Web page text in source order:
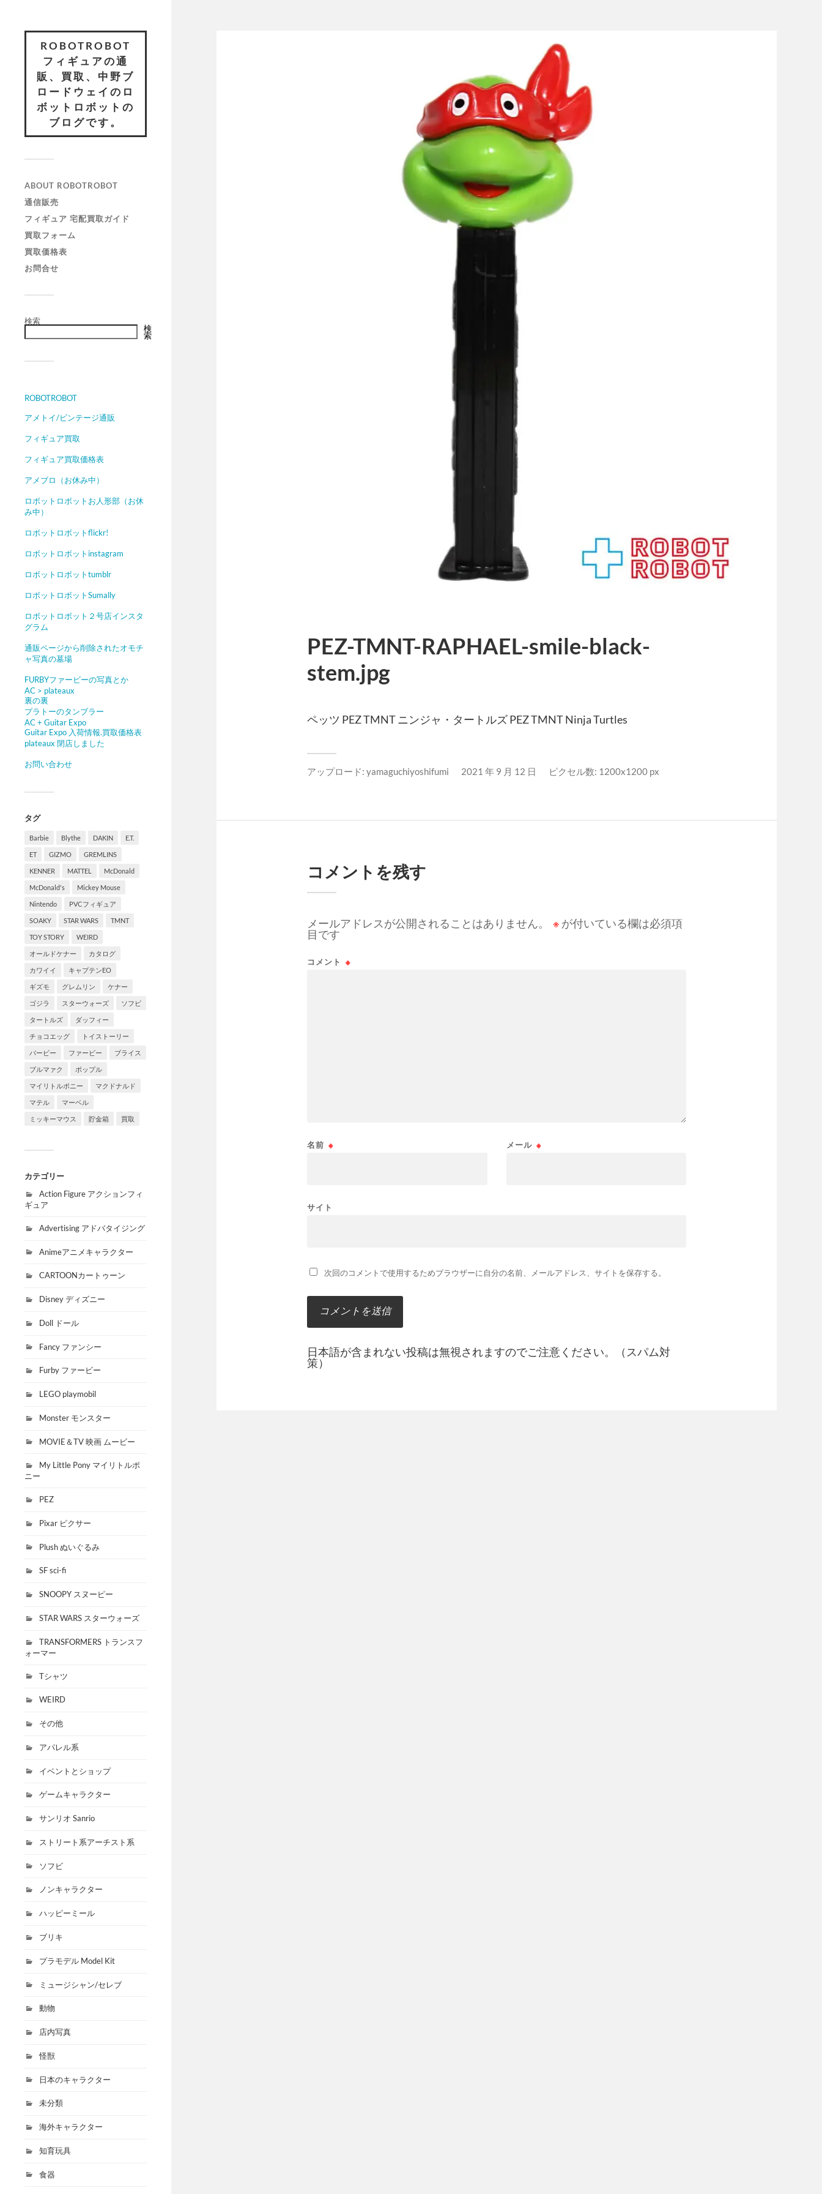
ROBOTROBOT
フィギュアの通
販、買取、中野ブ
ロードウェイのロ
ボットロボットの
ブログです。
ABOUT ROBOTROBOT
通信販売
フィギュア 宅配買取ガイド
買取フォーム
買取価格表
お問合せ
検索
検
索
ROBOTROBOT
アメトイ/ビンテージ通販
フィギュア買取
フィギュア買取価格表
アメブロ（お休み中）
ロボットロボットお人形部（お休
み中）
ロボットロボットflickr!
ロボットロボットinstagram
ロボットロボットtumblr
ロボットロボットSumally
ロボットロボット２号店インスタ
グラム
通販ページから削除されたオモチ
ャ写真の墓場
FURBYファービーの写真とか
AC > plateaux
裏の裏
プラトーのタンブラー
AC + Guitar Expo
Guitar Expo 入荷情報.買取価格表
plateaux 閉店しました
お問い合わせ
タグ
Barbie Blythe DAKIN E.T.
ET GIZMO GREMLINS
KENNER MATTEL McDonald
McDonald's Mickey Mouse
Nintendo PVCフィギュア
SOAKY STAR WARS TMNT
TOY STORY WEIRD
オールドケナー カタログ
カワイイ キャプテンEO
ギズモ グレムリン ケナー
ゴジラ スターウォーズ ソフビ
タートルズ ダッフィー
チョコエッグ トイストーリー
バービー ファービー ブライス
ブルマァク ポップル
マイリトルポニー マクドナルド
マテル マーベル
ミッキーマウス 貯金箱 買取
カテゴリー
Action Figure アクションフィ
ギュア
Advertising アドバタイジング
Animeアニメキャラクター
CARTOONカートゥーン
Disney ディズニー
Doll ドール
Fancy ファンシー
Furby ファービー
LEGO playmobil
Monster モンスター
MOVIE＆TV 映画 ムービー
My Little Pony マイリトルポ
ニー
PEZ
Pixar ピクサー
Plush ぬいぐるみ
SF sci-fi
SNOOPY スヌーピー
STAR WARS スターウォーズ
TRANSFORMERS トランスフ
ォーマー
Tシャツ
WEIRD
その他
アパレル系
イベントとショップ
ゲームキャラクター
サンリオ Sanrio
ストリート系アーチスト系
ソフビ
ノンキャラクター
ハッピーミール
ブリキ
プラモデル Model Kit
ミュージシャン/セレブ
動物
店内写真
怪獣
日本のキャラクター
未分類
海外キャラクター
知育玩具
食器
PEZ-TMNT-RAPHAEL-smile-black-
stem.jpg
ペッツ PEZ TMNT ニンジャ・タートルズ PEZ TMNT Ninja Turtles
アップロード: yamaguchiyoshifumi 2021 年 9 月 12 日 ピクセル数: 1200x1200 px
コメントを残す
メールアドレスが公開されることはありません。 ※ が付いている欄は必須項
目です
コメント ※
名前 ※ メール ※
サイト
次回のコメントで使用するためブラウザーに自分の名前、メールアドレス、サイトを保存する。
日本語が含まれない投稿は無視されますのでご注意ください。（スパム対
策）